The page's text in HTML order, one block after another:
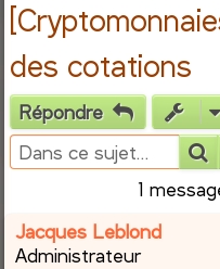
des cotations
Répondre
1
Jacques Leblond
Administrateur